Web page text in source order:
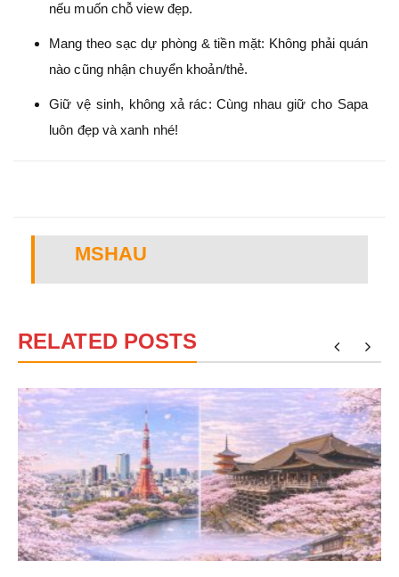
nếu muốn chỗ view đẹp.
Mang theo sạc dự phòng & tiền mặt: Không phải quán
nào cũng nhận chuyển khoản/thẻ.
Giữ vệ sinh, không xả rác: Cùng nhau giữ cho Sapa
luôn đẹp và xanh nhé!
MSHAU
RELATED POSTS